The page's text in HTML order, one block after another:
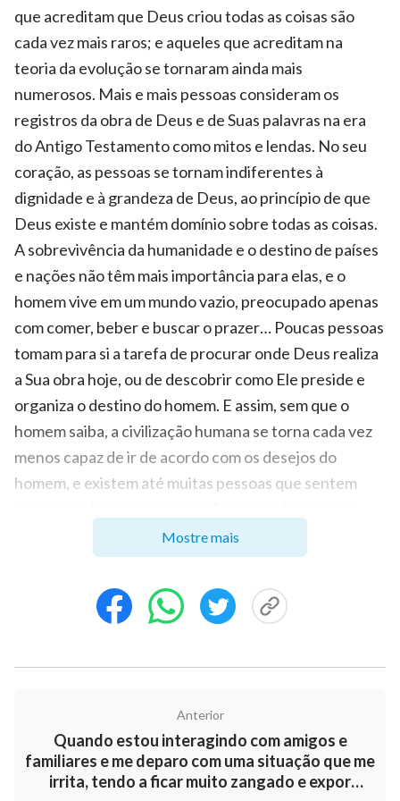
que acreditam que Deus criou todas as coisas são
cada vez mais raros; e aqueles que acreditam na
teoria da evolução se tornaram ainda mais
numerosos. Mais e mais pessoas consideram os
registros da obra de Deus e de Suas palavras na era
do Antigo Testamento como mitos e lendas. No seu
coração, as pessoas se tornam indiferentes à
dignidade e à grandeza de Deus, ao princípio de que
Deus existe e mantém domínio sobre todas as coisas.
A sobrevivência da humanidade e o destino de países
e nações não têm mais importância para elas, e o
homem vive em um mundo vazio, preocupado apenas
com comer, beber e buscar o prazer… Poucas pessoas
tomam para si a tarefa de procurar onde Deus realiza
a Sua obra hoje, ou de descobrir como Ele preside e
organiza o destino do homem. E assim, sem que o
homem saiba, a civilização humana se torna cada vez
menos capaz de ir de acordo com os desejos do
homem, e existem até muitas pessoas que sentem
aquelas que já partiram. Até pessoas de países que
costumavam ser altamente civilizados expressam tal
descontentamento. Pois, sem a orientação de Deus,
não importa quanto governantes e sociólogos
humana, tudo isso é em vão. Ninguém pode
pode ser a vida do homem e nenhuma teoria social
pode libertar o homem do vazio que o aflige. A ciência,
o conhecimento, a liberdade, a democracia, o lazer e o
conforto: tudo isso representa apenas um consolo
Mostre mais
Anterior
Quando estou interagindo com amigos e
familiares e me deparo com uma situação que me
irrita, tendo a ficar muito zangado e expor